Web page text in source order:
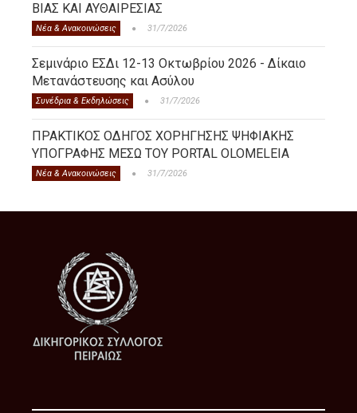
ΒΙΑΣ ΚΑΙ ΑΥΘΑΙΡΕΣΙΑΣ
Νέα & Ανακοινώσεις 31/7/2026
Σεμινάριο ΕΣΔι 12-13 Οκτωβρίου 2026 - Δίκαιο
Μετανάστευσης και Ασύλου
Συνέδρια & Εκδηλώσεις 31/7/2026
ΠΡΑΚΤΙΚΟΣ ΟΔΗΓΟΣ ΧΟΡΗΓΗΣΗΣ ΨΗΦΙΑΚΗΣ
ΥΠΟΓΡΑΦΗΣ ΜΕΣΩ ΤΟΥ PORTAL OLOMELEIA
Νέα & Ανακοινώσεις 31/7/2026